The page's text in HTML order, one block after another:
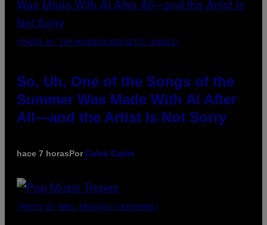
(PHOTO BY TIM MOSENFELDER/GETTY IMAGES)
So, Uh, One of the Songs of the
Summer Was Made With AI After
All—and the Artist Is Not Sorry
hace 7 horasPorCaleb Catlin
(PHOTO BY MARC BROUSSELY/REDFERNS)